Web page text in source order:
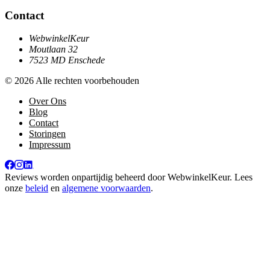
Contact
WebwinkelKeur
Moutlaan 32
7523 MD Enschede
© 2026 Alle rechten voorbehouden
Over Ons
Blog
Contact
Storingen
Impressum
Reviews worden onpartijdig beheerd doorWebwinkelKeur. Lees
onze beleid en algemene voorwaarden.